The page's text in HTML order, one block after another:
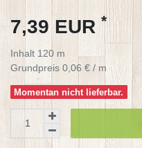
7,39 EUR *
Inhalt 120 m
Grundpreis 0,06 € / m
Momentan nicht lieferbar.